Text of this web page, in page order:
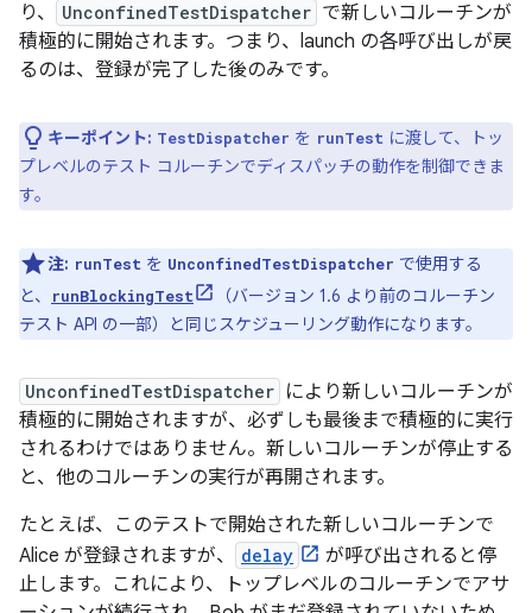
り、
UnconfinedTestDispatcher で新しいコルーチンが
積極的に開始されます。つまり、launch の各呼び出しが戻
るのは、登録が完了した後のみです。
キーポイント: TestDispatcher を runTest に渡して、トッ
プレベルのテスト コルーチンでディスパッチの動作を制御できま
す。
注: runTest を UnconfinedTestDispatcher で使用する
と、
runBlockingTest
（バージョン 1.6 より前のコルーチン
テスト API の一部）と同じスケジューリング動作になります。
UnconfinedTestDispatcher により新しいコルーチンが
積極的に開始されますが、必ずしも最後まで積極的に実行
されるわけではありません。新しいコルーチンが停止する
と、他のコルーチンの実行が再開されます。
たとえば、このテストで開始された新しいコルーチンで
Alice が登録されますが、
delay
が呼び出されると停
止します。これにより、トップレベルのコルーチンでアサ